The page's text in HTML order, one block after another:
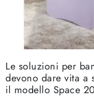
Le soluzioni per
devono dare vita
il modello Space